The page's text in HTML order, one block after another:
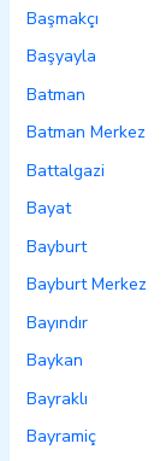
Başmakçı
Başyayla
Batman
Batman Merkez
Battalgazi
Bayat
Bayburt
Bayburt Merkez
Bayındır
Baykan
Bayraklı
Bayramiç